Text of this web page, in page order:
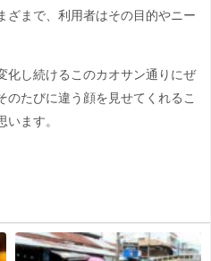
ざまで、利用者はその目的やニー
化し続けるこのカオサン通りにぜ
のたびに違う顔を見せてくれるこ
います。